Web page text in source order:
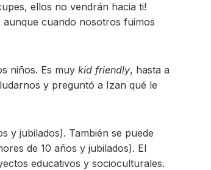
ellos no vendrán hacia ti!
cuando nosotros fuimos
niños. Es muy kid friendly, hasta a
y preguntó a Izan qué le
y jubilados). También se puede
de 10 años y jubilados). El
educativos y socioculturales.